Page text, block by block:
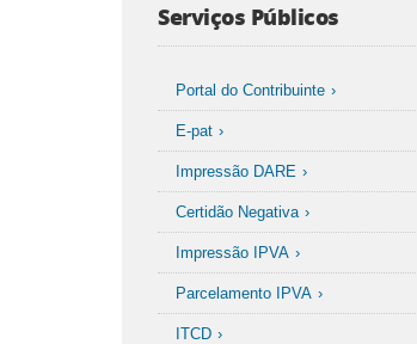
Serviços Públicos
Portal do Contribuinte
E-pat
Impressão DARE
Certidão Negativa
Impressão IPVA
Parcelamento IPVA
ITCD